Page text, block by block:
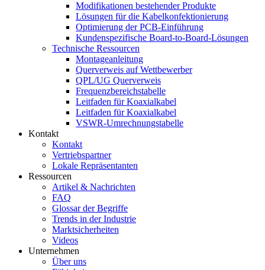
Modifikationen bestehender Produkte
Lösungen für die Kabelkonfektionierung
Optimierung der PCB-Einführung
Kundenspezifische Board-to-Board-Lösungen
Technische Ressourcen
Montageanleitung
Querverweis auf Wettbewerber
QPL/UG Querverweis
Frequenzbereichstabelle
Leitfaden für Koaxialkabel
Leitfaden für Koaxialkabel
VSWR-Umrechnungstabelle
Kontakt
Kontakt
Vertriebspartner
Lokale Repräsentanten
Ressourcen
Artikel & Nachrichten
FAQ
Glossar der Begriffe
Trends in der Industrie
Marktsicherheiten
Videos
Unternehmen
Über uns